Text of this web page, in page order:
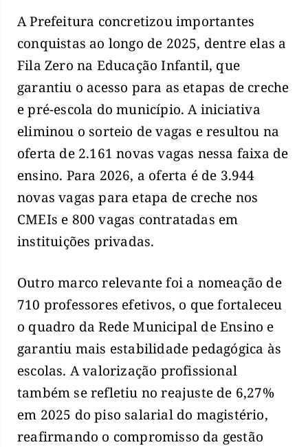
A Prefeitura concretizou importantes
conquistas ao longo de 2025, dentre elas a
Fila Zero na Educação Infantil, que
garantiu o acesso para as etapas de creche
e pré-escola do município. A iniciativa
eliminou o sorteio de vagas e resultou na
oferta de 2.161 novas vagas nessa faixa de
ensino. Para 2026, a oferta é de 3.944
novas vagas para etapa de creche nos
CMEIs e 800 vagas contratadas em
instituições privadas.
Outro marco relevante foi a nomeação de
710 professores efetivos, o que fortaleceu
o quadro da Rede Municipal de Ensino e
garantiu mais estabilidade pedagógica às
escolas. A valorização profissional
também se refletiu no reajuste de 6,27%
em 2025 do piso salarial do magistério,
reafirmando o compromisso da gestão